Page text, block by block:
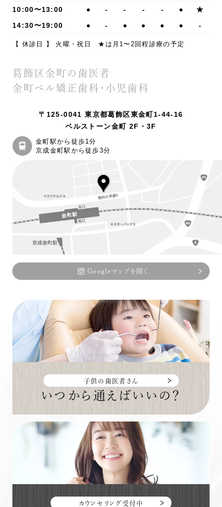
10:00〜13:00 ● - - - - ●
★
14:30〜19:00
● - ● ● ● ● -
【 休診日 】 火曜・祝日 ★は月1〜2回程診療の予定
葛飾区金町の歯医者
金町ベル矯正歯科・小児歯科
〒125-0041 東京都葛飾区東金町1-44-16
ベルストーン金町 2F・3F
金町駅から徒歩1分
京成金町駅から徒歩3分
Googleマップを開く
子供の歯医者さん
いつから通えばいいの？
カウンセリング受付中